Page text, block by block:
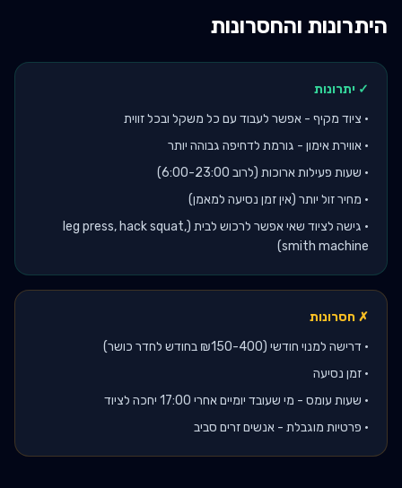
היתרונות והחסרונות
✓ יתרונות
• ציוד מקיף - אפשר לעבוד עם כל משקל ובכל זווית
• אווירת אימון - גורמת לדחיפה גבוהה יותר
• שעות פעילות ארוכות (לרוב 6:00-23:00)
• מחיר זול יותר (אין זמן נסיעה למאמן)
•
גישה לציוד שאי אפשר לרכוש לבית (leg press, hack squat,
smith machine)
✗ חסרונות
• דרישה למנוי חודשי (₪150-400 בחודש לחדר כושר)
• זמן נסיעה
• שעות עומס - מי שעובד יומיים אחרי 17:00 יחכה לציוד
• פרטיות מוגבלת - אנשים זרים סביב